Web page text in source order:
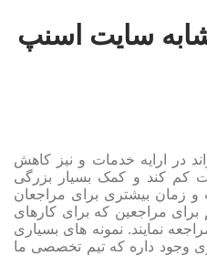
سایت اسنپ
ارایه خدمات و نیز کاهش
کم کند و کمک بسیار بزرگی
زمان بیشتری برای مراجعان
مراجعین که برای کارهای
نمایند. نمونه های بسیاری
داره که تیم تخصصی ما